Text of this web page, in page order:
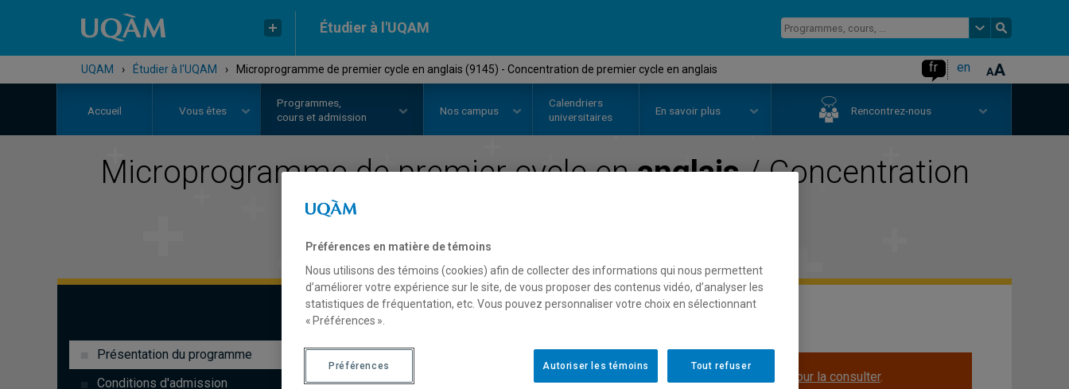
Étudier à l'UQAM
UQAM › Étudier à l'UQAM › Microprogramme de premier cycle en anglais (9145) - Concentration de premier cycle en anglais fr en
Accueil Vous êtes
Programmes,
cours et admission
Nos campus
Calendriers
universitaires
En savoir plus Rencontrez-nous
Microprogramme de premier cycle enanglais/ Concentration
de premier cycle en
Faculté de communication
Présentation du programme
Conditions d'admission
Cliquez ici pour la consulter.
Préférences en matière de témoins
Nous utilisons des témoins (cookies) afin de collecter des informations qui nous permettent
d’améliorer votre expérience sur le site, de vous proposer des contenus vidéo, d’analyser les
statistiques de fréquentation, etc. Vous pouvez personnaliser votre choix en sélectionnant
« Préférences ».
Tout refuser
Autoriser les témoins
Préférences